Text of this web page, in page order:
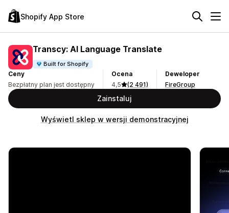
Shopify App Store
Transcy: AI Language Translate
Built for Shopify
Ceny
Bezpłatny plan jest dostępny
Ocena
4,5
(2 491)
Deweloper
FireGroup
Zainstaluj
Wyświetl sklep w wersji demonstracyjnej